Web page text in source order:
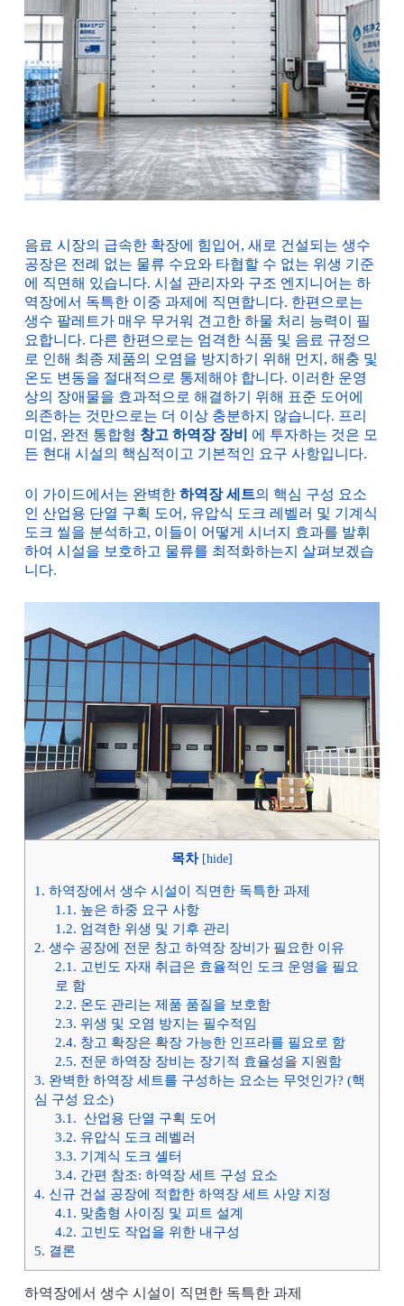
음료 시장의 급속한 확장에 힘입어, 새로 건설되는 생수
공장은 전례 없는 물류 수요와 타협할 수 없는 위생 기준
에 직면해 있습니다. 시설 관리자와 구조 엔지니어는 하
역장에서 독특한 이중 과제에 직면합니다. 한편으로는
생수 팔레트가 매우 무거워 견고한 하물 처리 능력이 필
요합니다. 다른 한편으로는 엄격한 식품 및 음료 규정으
로 인해 최종 제품의 오염을 방지하기 위해 먼지, 해충 및
온도 변동을 절대적으로 통제해야 합니다. 이러한 운영
상의 장애물을 효과적으로 해결하기 위해 표준 도어에
의존하는 것만으로는 더 이상 충분하지 않습니다. 프리
미엄, 완전 통합형 창고 하역장 장비
에 투자하는 것은 모
든 현대 시설의 핵심적이고 기본적인 요구 사항입니다.
이 가이드에서는 완벽한 하역장 세트의 핵심 구성 요소
인 산업용 단열 구획 도어, 유압식 도크 레벨러 및 기계식
도크 씰을 분석하고, 이들이 어떻게 시너지 효과를 발휘
하여 시설을 보호하고 물류를 최적화하는지 살펴보겠습
니다.
목차 [hide]
1. 하역장에서 생수 시설이 직면한 독특한 과제
1.1. 높은 하중 요구 사항
1.2. 엄격한 위생 및 기후 관리
2. 생수 공장에 전문 창고 하역장 장비가 필요한 이유
2.1. 고빈도 자재 취급은 효율적인 도크 운영을 필요
로 함
2.2. 온도 관리는 제품 품질을 보호함
2.3. 위생 및 오염 방지는 필수적임
2.4. 창고 확장은 확장 가능한 인프라를 필요로 함
2.5. 전문 하역장 장비는 장기적 효율성을 지원함
3. 완벽한 하역장 세트를 구성하는 요소는 무엇인가? (핵
심 구성 요소)
3.1. 산업용 단열 구획 도어
3.2. 유압식 도크 레벨러
3.3. 기계식 도크 셸터
3.4. 간편 참조: 하역장 세트 구성 요소
4. 신규 건설 공장에 적합한 하역장 세트 사양 지정
4.1. 맞춤형 사이징 및 피트 설계
4.2. 고빈도 작업을 위한 내구성
5. 결론
하역장에서 생수 시설이 직면한 독특한 과제